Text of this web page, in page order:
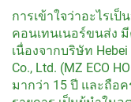
การเข้าใจว่าอะไรเ
คอนเทนเนอร์ขนส่ง
เนื่องจากบริษัท Hebei
Co., Ltd. (MZ ECO
มากว่า 15 ปี และถือ